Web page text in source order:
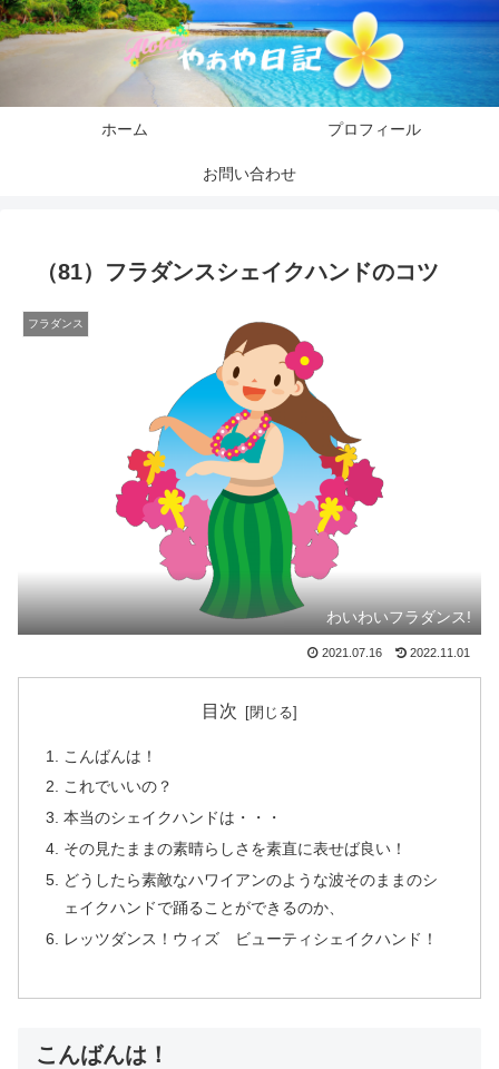
ホーム プロフィール
お問い合わせ
（81）フラダンスシェイクハンドのコツ
フラダンス
わいわいフラダンス!
2021.07.16 2022.11.01
目次
こんばんは！
これでいいの？
本当のシェイクハンドは・・・
その見たままの素晴らしさを素直に表せば良い！
どうしたら素敵なハワイアンのような波そのままのシ
ェイクハンドで踊ることができるのか、
レッツダンス！ウィズ ビューティシェイクハンド！
こんばんは！